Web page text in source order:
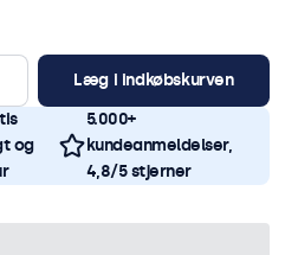
Læg i indkøbskurven
og
5.000+
kundeanmeldelser,
4,8/5 stjerner